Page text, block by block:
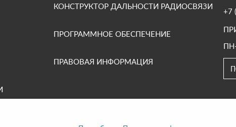
КОНСТРУКТОР ДАЛЬНОСТИ РАДИОСВЯЗИ
ПРОГРАММНОЕ ОБЕСПЕЧЕНИЕ
ПРАВОВАЯ ИНФОРМАЦИЯ
+7